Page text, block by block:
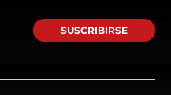
SUSCRIBIRSE